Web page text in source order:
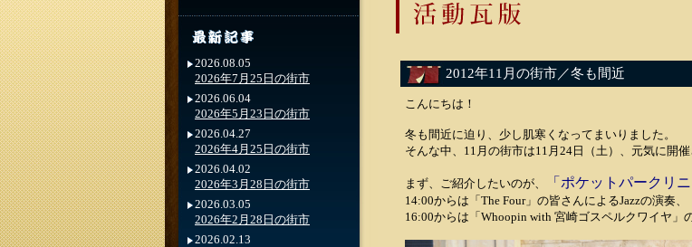
2012年11月の街市／冬も間近
こんにちは！
冬も間近に迫り、少し肌寒くなってまいりました。
そんな中、11月の街市は11月24日（土）、元気に開催
まず、ご紹介したいのが、 「ポケットパークリ
14:00からは「The Four」の皆さんによるJazzの演奏、
16:00からは「Whoopin with 宮崎ゴスペルクワイヤ」
2026.08.05
2026年7月25日の街市
2026.06.04
2026年5月23日の街市
2026.04.27
2026年4月25日の街市
2026.04.02
2026年3月28日の街市
2026.03.05
2026年2月28日の街市
2026.02.13